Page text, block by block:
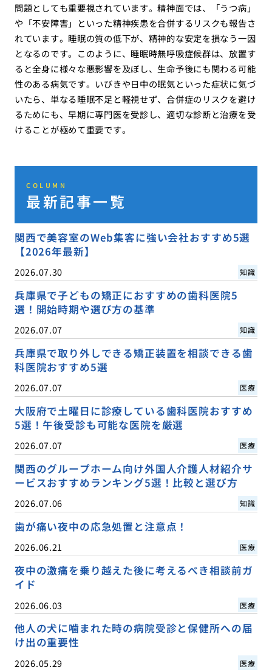
問題としても重要視されています。精神面では、「うつ病」
や「不安障害」といった精神疾患を合併するリスクも報告さ
れています。睡眠の質の低下が、精神的な安定を損なう一因
となるのです。このように、睡眠時無呼吸症候群は、放置す
ると全身に様々な悪影響を及ぼし、生命予後にも関わる可能
性のある病気です。いびきや日中の眠気といった症状に気づ
いたら、単なる睡眠不足と軽視せず、合併症のリスクを避け
るためにも、早期に専門医を受診し、適切な診断と治療を受
けることが極めて重要です。
COLUMN
最新記事一覧
関西で美容室のWeb集客に強い会社おすすめ5選
【2026年最新】
2026.07.30 知識
兵庫県で子どもの矯正におすすめの歯科医院5
選！開始時期や選び方の基準
2026.07.07 知識
兵庫県で取り外しできる矯正装置を相談できる歯
科医院おすすめ5選
2026.07.07 医療
大阪府で土曜日に診療している歯科医院おすすめ
5選！午後受診も可能な医院を厳選
2026.07.07 医療
関西のグループホーム向け外国人介護人材紹介サ
ービスおすすめランキング5選！比較と選び方
2026.07.06 知識
歯が痛い夜中の応急処置と注意点！
2026.06.21 医療
夜中の激痛を乗り越えた後に考えるべき相談前ガ
イド
2026.06.03 医療
他人の犬に噛まれた時の病院受診と保健所への届
け出の重要性
2026.05.29 医療